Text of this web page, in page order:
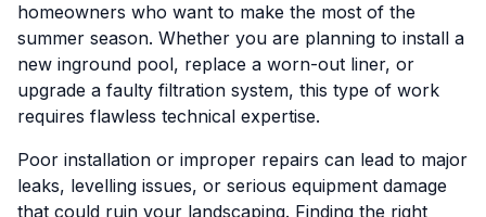
homeowners who want to make the most of the
summer season. Whether you are planning to install a
new inground pool, replace a worn-out liner, or
upgrade a faulty filtration system, this type of work
requires flawless technical expertise.
Poor installation or improper repairs can lead to major
leaks, levelling issues, or serious equipment damage
that could ruin your landscaping. Finding the right